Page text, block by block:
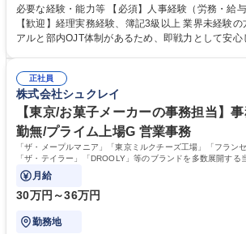
度改定などのコア業務にも挑戦できる、やりがいある環
理、給与計算、社会保険手続き、年末調整等の労
き、社内規定の改定や人事制度改定などのコア業務
でも質問・相談できる環境が整っているため、安心
集職種 【森ビルG】人事・総務◆賞与5ヶ月◆年休
リモート可
必要な経験・能力等 【必須】人事経験（労務・給
【歓迎】経理実務経験、簿記3級以上 業界未経験
アルと部内OJT体制があるため、即戦力として安心
務に挑戦できるため、自身の成長と組織への貢献度
きます。 残業少なめ、週1日リモート可など、ワー
ち長期活躍できる環境です。 「これまでの幅広い
キャリアを築きたい」という前向きな意欲と挑戦を
歴・資格 学歴：大学院 大学 高専 短大 専修学校 高
簿記検定1級 日商簿記検定2級 日商簿記検定3級
正社員
株式会社シュクレイ
【東京/お菓子メーカーの事務担当】
勤無/プライム上場G 営業事務
「ザ・メープルマニア」「東京ミルクチーズ工場」「フラン
「ザ・テイラー」「DROOLY」等のブランドを多数展開する
ブランド商品の事務業務をお任せいたします。
月給
30万円～36万円
勤務地